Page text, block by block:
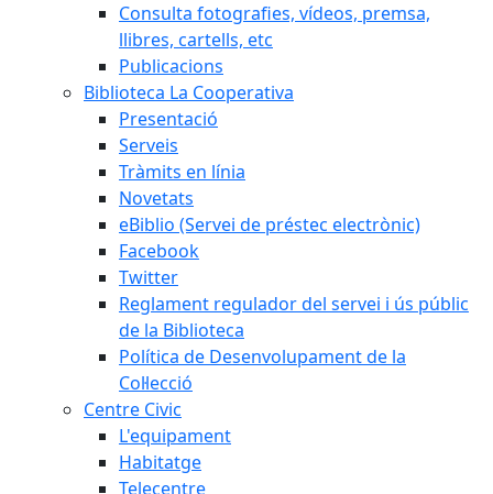
Consulta fotografies, vídeos, premsa,
llibres, cartells, etc
Publicacions
Biblioteca La Cooperativa
Presentació
Serveis
Tràmits en línia
Novetats
eBiblio (Servei de préstec electrònic)
Facebook
Twitter
Reglament regulador del servei i ús públic
de la Biblioteca
Política de Desenvolupament de la
Col·lecció
Centre Civic
L'equipament
Habitatge
Telecentre